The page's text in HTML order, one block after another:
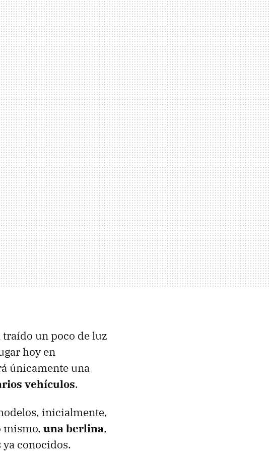
traído un poco de luz
hoy en
únicamente una
vehículos.
inicialmente,
mismo, una berlina,
conocidos.